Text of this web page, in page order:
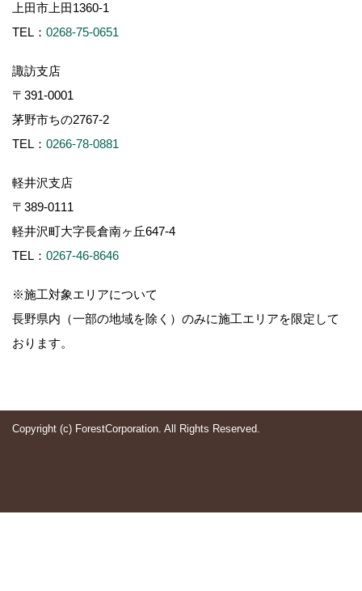
上田市上田1360-1
TEL： 0268-75-0651
諏訪支店
〒391-0001
茅野市ちの2767-2
TEL： 0266-78-0881
軽井沢支店
〒389-0111
軽井沢町大字長倉南ヶ丘647-4
TEL： 0267-46-8646
※施工対象エリアについて
長野県内（一部の地域を除く）のみに施工エリアを限定して
おります。
Copyright (c) ForestCorporation. All Rights Reserved.